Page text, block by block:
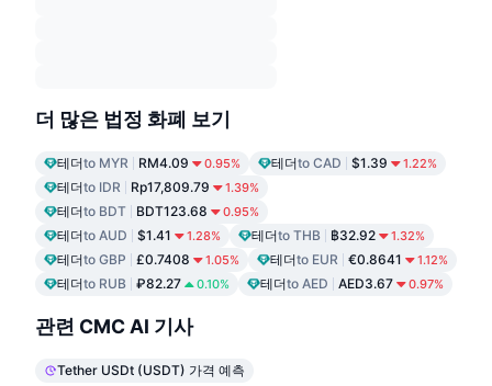
더 많은 법정 화폐 보기
테더to MYR RM4.09 0.95% 테더to CAD $1.39 1.22%
테더to IDR Rp17,809.79 1.39%
테더to BDT BDT123.68 0.95%
테더to AUD $1.41 1.28% 테더to THB ฿32.92 1.32%
테더to GBP £0.7408 1.05% 테더to EUR €0.8641 1.12%
테더to RUB ₽82.27 0.10% 테더to AED AED3.67 0.97%
관련 CMC AI 기사
Tether USDt (USDT) 가격 예측